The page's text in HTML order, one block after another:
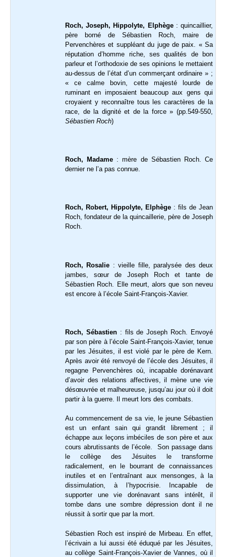
Roch, Joseph, Hippolyte, Elphège : quincaillier,
père borné de Sébastien Roch, maire de
Pervenchères et suppléant du juge de paix. « Sa
réputation d’homme riche, ses qualités de bon
parleur et l’orthodoxie de ses opinions le mettaient
au-dessus de l’état d’un commerçant ordinaire » ;
« ce calme bovin, cette majesté lourde de
ruminant en imposaient beaucoup aux gens qui
croyaient y reconnaître tous les caractères de la
race, de la dignité et de la force » (pp.549-550,
Sébastien Roch)
Roch, Madame : mère de Sébastien Roch. Ce
dernier ne l’a pas connue.
Roch, Robert, Hippolyte, Elphège : fils de Jean
Roch, fondateur de la quincaillerie, père de Joseph
Roch.
Roch, Rosalie : vieille fille, paralysée des deux
jambes, sœur de Joseph Roch et tante de
Sébastien Roch. Elle meurt, alors que son neveu
est encore à l’école Saint-François-Xavier.
Roch, Sébastien : fils de Joseph Roch. Envoyé
par son père à l’école Saint-François-Xavier, tenue
par les Jésuites, il est violé par le père de Kern.
Après avoir été renvoyé de l’école des Jésuites, il
regagne Pervenchères où, incapable dorénavant
d’avoir des relations affectives, il mène une vie
désœuvrée et malheureuse, jusqu’au jour où il doit
partir à la guerre. Il meurt lors des combats.
Au commencement de sa vie, le jeune Sébastien
est un enfant sain qui grandit librement ; il
échappe aux leçons imbéciles de son père et aux
cours abrutissants de l’école. Son passage dans
le collège des Jésuites le transforme
radicalement, en le bourrant de connaissances
inutiles et en l’entraînant aux mensonges, à la
dissimulation, à l’hypocrisie. Incapable de
supporter une vie dorénavant sans intérêt, il
tombe dans une sombre dépression dont il ne
réussit à sortir que par la mort.
Sébastien Roch est inspiré de Mirbeau. En effet,
l’écrivain a lui aussi été éduqué par les Jésuites,
au collège Saint-François-Xavier de Vannes, où il